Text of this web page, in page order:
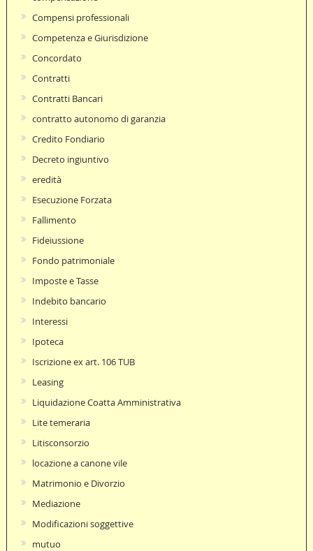
Compensi professionali
Competenza e Giurisdizione
Concordato
Contratti
Contratti Bancari
contratto autonomo di garanzia
Credito Fondiario
Decreto ingiuntivo
eredità
Esecuzione Forzata
Fallimento
Fideiussione
Fondo patrimoniale
Imposte e Tasse
Indebito bancario
Interessi
Ipoteca
Iscrizione ex art. 106 TUB
Leasing
Liquidazione Coatta Amministrativa
Lite temeraria
Litisconsorzio
locazione a canone vile
Matrimonio e Divorzio
Mediazione
Modificazioni soggettive
mutuo